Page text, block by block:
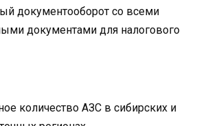
документооборот со всеми
документами для налогового
количество АЗС в сибирских и